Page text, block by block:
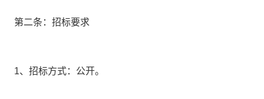
第二条：招标要求
1、招标方式：公开。